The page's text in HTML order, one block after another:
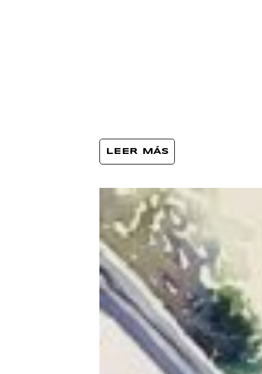
LEER MÁS